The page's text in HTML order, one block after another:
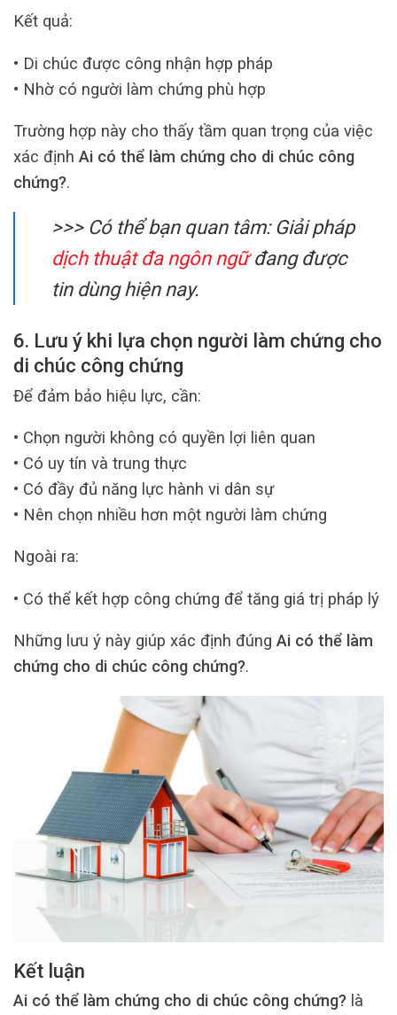
Kết quả:
• Di chúc được công nhận hợp pháp
• Nhờ có người làm chứng phù hợp
Trường hợp này cho thấy tầm quan trọng của việc
xác định Ai có thể làm chứng cho di chúc công
chứng?.
>>> Có thể bạn quan tâm: Giải pháp
dịch thuật đa ngôn ngữ đang được
tin dùng hiện nay.
6. Lưu ý khi lựa chọn người làm chứng cho
di chúc công chứng
Để đảm bảo hiệu lực, cần:
• Chọn người không có quyền lợi liên quan
• Có uy tín và trung thực
• Có đầy đủ năng lực hành vi dân sự
• Nên chọn nhiều hơn một người làm chứng
Ngoài ra:
• Có thể kết hợp công chứng để tăng giá trị pháp lý
Những lưu ý này giúp xác định đúng Ai có thể làm
chứng cho di chúc công chứng?.
Kết luận
Ai có thể làm chứng cho di chúc công chứng? là